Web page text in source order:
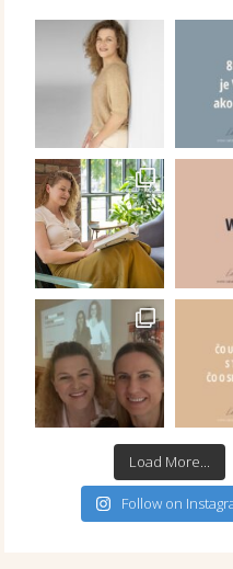
Load More...
Follow on